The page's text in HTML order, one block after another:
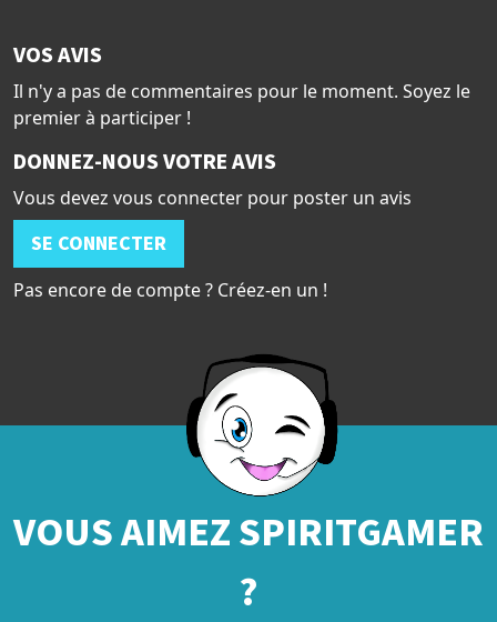
VOS AVIS
Il n'y a pas de commentaires pour le moment. Soyez le
premier à participer !
DONNEZ-NOUS VOTRE AVIS
Vous devez vous connecter pour poster un avis
SE CONNECTER
Pas encore de compte ? Créez-en un !
VOUS AIMEZ SPIRITGAMER
?